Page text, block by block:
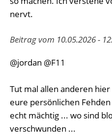
nervt.
Beitrag vom 10.05.2026 -
@jordan @F11
Tut mal allen anderen
eure persönlichen
echt mächtig ... wo sind
verschwunden ...